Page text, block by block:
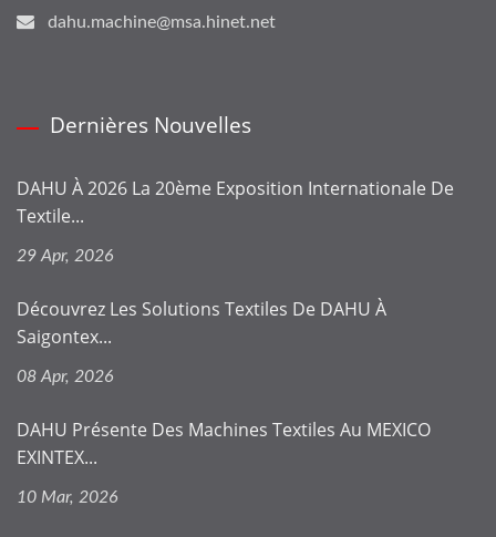
dahu.machine@msa.hinet.net
Dernières Nouvelles
DAHU À 2026 La 20ème Exposition Internationale De
Textile...
29 Apr, 2026
Découvrez Les Solutions Textiles De DAHU À
Saigontex...
08 Apr, 2026
DAHU Présente Des Machines Textiles Au MEXICO
EXINTEX...
10 Mar, 2026